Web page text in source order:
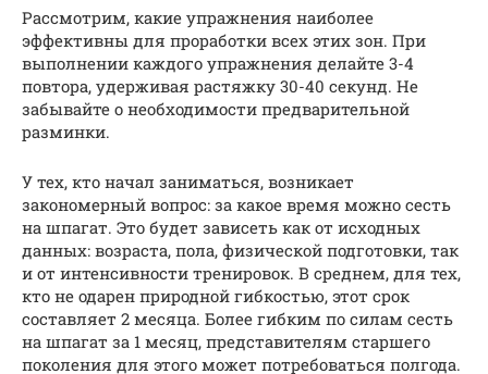
Рассмотрим, какие упражнения наиболее
эффективны для проработки всех этих зон. При
выполнении каждого упражнения делайте 3-4
повтора, удерживая растяжку 30-40 секунд. Не
забывайте о необходимости предварительной
разминки.
У тех, кто начал заниматься, возникает
закономерный вопрос: за какое время можно сесть
на шпагат. Это будет зависеть как от исходных
данных: возраста, пола, физической подготовки, так
и от интенсивности тренировок. В среднем, для тех,
кто не одарен природной гибкостью, этот срок
составляет 2 месяца. Более гибким по силам сесть
на шпагат за 1 месяц, представителям старшего
поколения для этого может потребоваться полгода.